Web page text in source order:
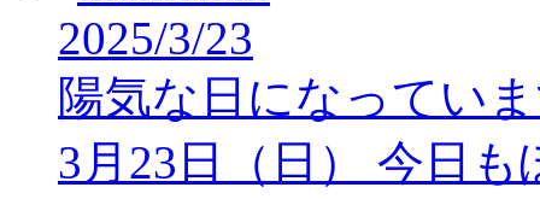
2025/3/23
陽気な日になってい
3月23日（日） 今日